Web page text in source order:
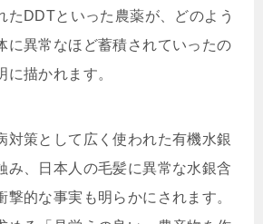
たDDTといった農薬が、どのよう
に異常なほど蓄積されていったの
描かれます。
対策として広く使われた有機水銀
み、日本人の毛髪に異常な水銀含
撃的な事実も明らかにされます。